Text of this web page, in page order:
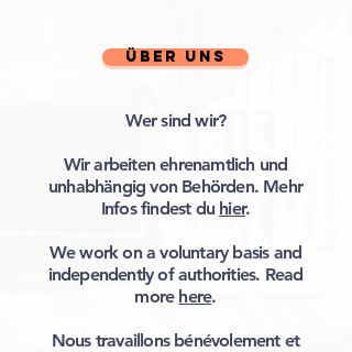
Über uns
Wer sind wir?
Wir arbeiten ehrenamtlich und
unhabhängig von Behörden. Mehr
Infos findest du hier.
We work on a voluntary basis and
independently of authorities. Read
more here.
Nous travaillons bénévolement et